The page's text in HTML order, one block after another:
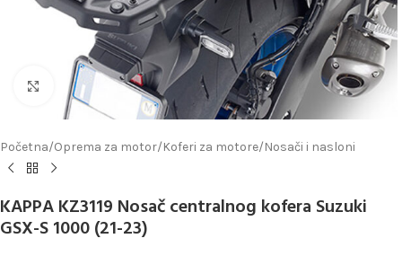
Uveličaj
Početna/Oprema za motor/Koferi za motore/Nosači i nasloni
KAPPA KZ3119 Nosač centralnog kofera Suzuki
GSX-S 1000 (21-23)